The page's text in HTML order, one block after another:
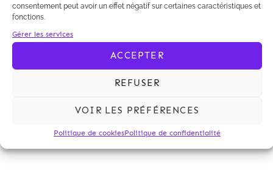
consentement peut avoir un effet négatif sur certaines caractéristiques et
fonctions.
Gérer les services
ACCEPTER
REFUSER
VOIR LES PRÉFÉRENCES
Politique de cookiesPolitique de confidentialité
Le Monde du Droit dans son numéro du 17
Kalliopé, Herbert Smith Freehils et Agilys Avocats
au capital de GLHD ,un acteur majeur et un pionnier